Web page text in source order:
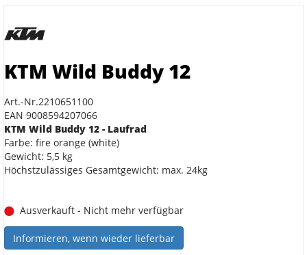
KTM Wild Buddy 12
Art.-Nr.2210651100
EAN 9008594207066
KTM Wild Buddy 12 - Laufrad
Farbe: fire orange (white)
Gewicht: 5,5 kg
Höchstzulässiges Gesamtgewicht: max. 24kg
Ausverkauft - Nicht mehr verfügbar
Informieren, wenn wieder lieferbar